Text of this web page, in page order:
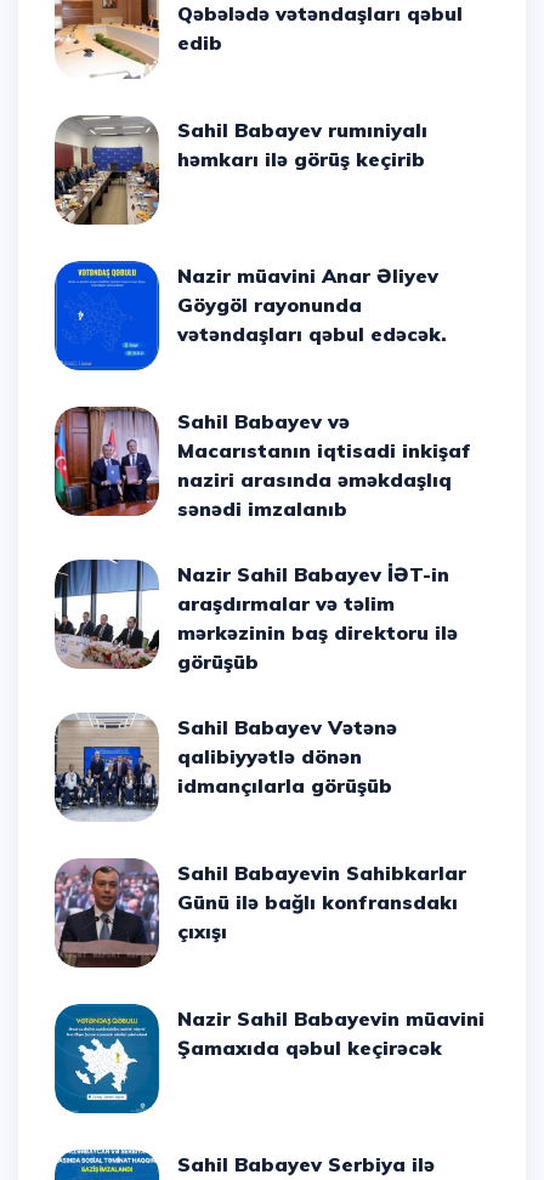
Qəbələdə vətəndaşları qəbul
edib
Sahil Babayev rumıniyalı
həmkarı ilə görüş keçirib
Nazir müavini Anar Əliyev
Göygöl rayonunda
vətəndaşları qəbul edəcək.
Sahil Babayev və
Macarıstanın iqtisadi inkişaf
naziri arasında əməkdaşlıq
sənədi imzalanıb
Nazir Sahil Babayev İƏT-in
araşdırmalar və təlim
mərkəzinin baş direktoru ilə
görüşüb
Sahil Babayev Vətənə
qalibiyyətlə dönən
idmançılarla görüşüb
Sahil Babayevin Sahibkarlar
Günü ilə bağlı konfransdakı
çıxışı
Nazir Sahil Babayevin müavini
Şamaxıda qəbul keçirəcək
Sahil Babayev Serbiya ilə